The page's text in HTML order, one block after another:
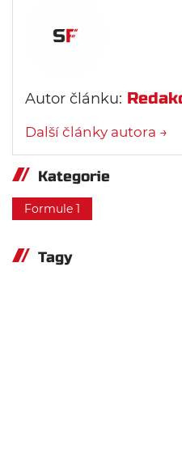
Autor článku:
Další články autora →
Kategorie
Formule 1
Tagy